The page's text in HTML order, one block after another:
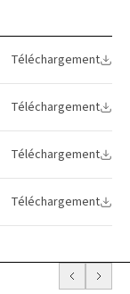
Téléchargement
Téléchargement
Téléchargement
Téléchargement